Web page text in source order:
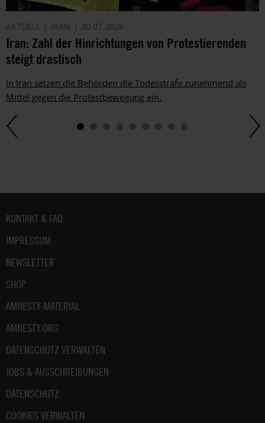
AKTUELL IRAN 30.07.2026
Iran: Zahl der Hinrichtungen von Protestierenden
steigt drastisch
In Iran setzen die Behörden die Todesstrafe zunehmend als
Mittel gegen die Protestbewegung ein.
Fußbereich
KONTAKT & FAQ
IMPRESSUM
NEWSLETTER
SHOP
AMNESTY-MATERIAL
AMNESTY.ORG
DATENSCHUTZ VERWALTEN
JOBS & AUSSCHREIBUNGEN
DATENSCHUTZ
COOKIES VERWALTEN